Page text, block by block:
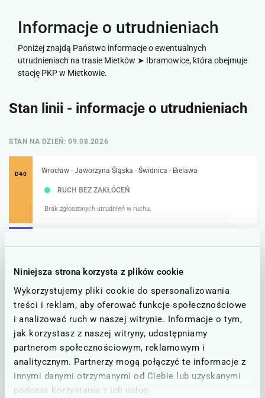
Niniejsza strona korzysta z plików cookie
Wykorzystujemy pliki cookie do spersonalizowania
treści i reklam, aby oferować funkcje społecznościowe
i analizować ruch w naszej witrynie. Informacje o tym,
jak korzystasz z naszej witryny, udostępniamy
partnerom społecznościowym, reklamowym i
analitycznym. Partnerzy mogą połączyć te informacje z
innymi danymi otrzymanymi od Ciebie lub uzyskanymi
podczas korzystania z ich usług.
Informacje o utrudnieniach
Poniżej znajdą Państwo informacje o ewentualnych
utrudnieniach na trasie Mietków ➤ Ibramowice, która obejmuje
stację PKP w Mietkowie.
Stan linii - informacje o utrudnieniach
STAN NA DZIEŃ: 09.08.2026
D40 Wrocław - Jaworzyna Śląska - Świdnica - Bielawa
Brak zgłoszonych utrudnień w ruchu.
RUCH BEZ ZAKŁÓCEŃ
D64 Wrocław - Jaworzyna Śl. - Świdnica - Głuszyca
Brak zgłoszonych utrudnień w ruchu.
RUCH BEZ ZAKŁÓCEŃ
Wrocław - Wałbrzych - Adršpach